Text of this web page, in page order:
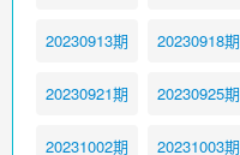
20230913期 20230918期
20230921期 20230925期
20231002期 20231003期